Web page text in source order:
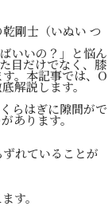
剛士（いぬい つ
いいの？」と悩ん
目だけでなく、膝
。本記事では、O
解説します。
らはぎに隙間がで
あります。
れていることが
す。